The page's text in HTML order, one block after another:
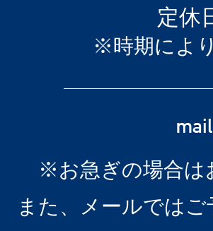
定休
※時期によ
※お急ぎの場合は
また、メールでは